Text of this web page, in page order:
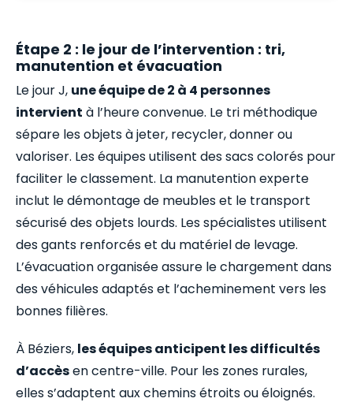
Étape 2 : le jour de l’intervention : tri,
manutention et évacuation
Le jour J, une équipe de 2 à 4 personnes
intervient à l’heure convenue. Le tri méthodique
sépare les objets à jeter, recycler, donner ou
valoriser. Les équipes utilisent des sacs colorés pour
faciliter le classement. La manutention experte
inclut le démontage de meubles et le transport
sécurisé des objets lourds. Les spécialistes utilisent
des gants renforcés et du matériel de levage.
L’évacuation organisée assure le chargement dans
des véhicules adaptés et l’acheminement vers les
bonnes filières.
À Béziers, les équipes anticipent les difficultés
d’accèsen centre-ville. Pour les zones rurales,
elles s’adaptent aux chemins étroits ou éloignés.